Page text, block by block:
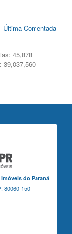
- Última Comentada-
45,878
39,037,560
do Paraná
80060-150